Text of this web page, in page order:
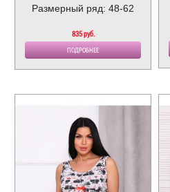
Размерный ряд: 48-62
835 руб.
ПОДРОБНЕЕ